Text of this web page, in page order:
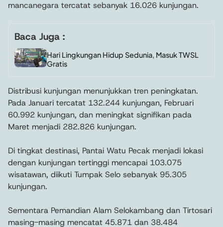
mancanegara tercatat sebanyak 16.026 kunjungan.
Baca Juga :
Hari Lingkungan Hidup Sedunia, Masuk TWSL
Gratis
Distribusi kunjungan menunjukkan tren peningkatan.
Pada Januari tercatat 132.244 kunjungan, Februari
60.992 kunjungan, dan meningkat signifikan pada
Maret menjadi 282.826 kunjungan.
Di tingkat destinasi, Pantai Watu Pecak menjadi lokasi
dengan kunjungan tertinggi mencapai 103.075
wisatawan, diikuti Tumpak Selo sebanyak 95.305
kunjungan.
Sementara Pemandian Alam Selokambang dan Tirtosari
masing-masing mencatat 45.871 dan 38.484